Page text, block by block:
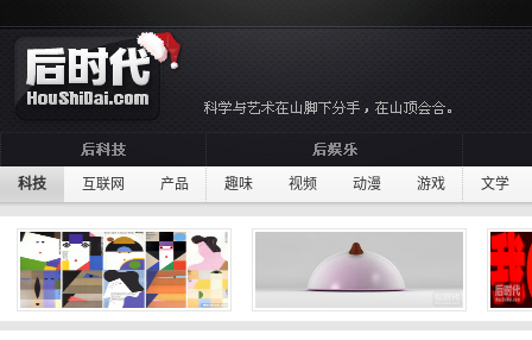
科技 互联网 产品 趣味 视频 动漫 游戏 文学